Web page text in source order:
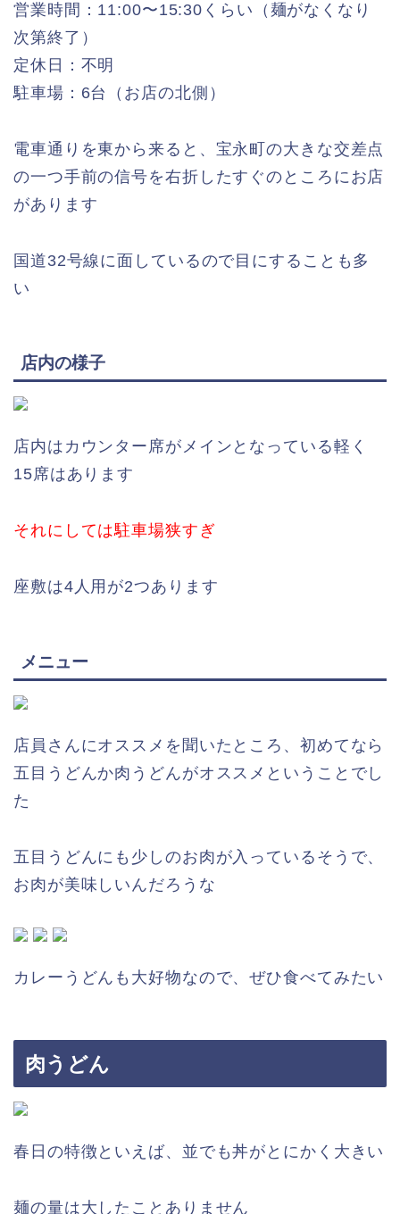
営業時間：11:00〜15:30くらい（麺がなくなり
次第終了）
定休日：不明
駐車場：6台（お店の北側）
電車通りを東から来ると、宝永町の大きな交差点
の一つ手前の信号を右折したすぐのところにお店
があります
国道32号線に面しているので目にすることも多
い
店内の様子
店内はカウンター席がメインとなっている軽く
15席はあります
それにしては駐車場狭すぎ
座敷は4人用が2つあります
メニュー
店員さんにオススメを聞いたところ、初めてなら
五目うどんか肉うどんがオススメということでし
た
五目うどんにも少しのお肉が入っているそうで、
お肉が美味しいんだろうな
カレーうどんも大好物なので、ぜひ食べてみたい
肉うどん
春日の特徴といえば、並でも丼がとにかく大きい
麺の量は大したことありません